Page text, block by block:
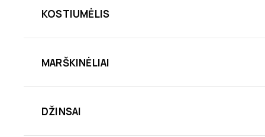
KOSTIUMĖLIS
MARŠKINĖLIAI
DŽINSAI